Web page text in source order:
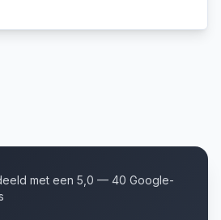
met een 5,0 — 40 Google-